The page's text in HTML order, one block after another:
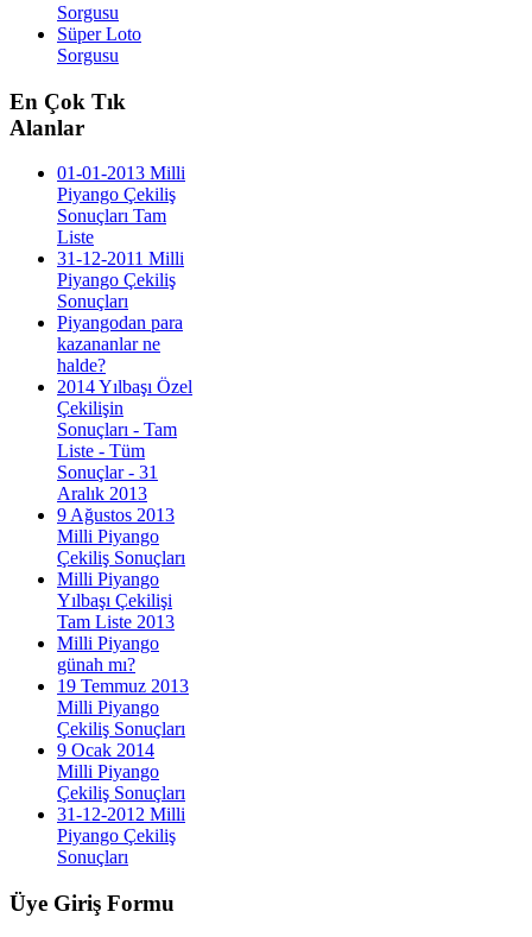
Sorgusu
Süper Loto
Sorgusu
En Çok Tık
Alanlar
01-01-2013 Milli
Piyango Çekiliş
Sonuçları Tam
Liste
31-12-2011 Milli
Piyango Çekiliş
Sonuçları
Piyangodan para
kazananlar ne
halde?
2014 Yılbaşı Özel
Çekilişin
Sonuçları - Tam
Liste - Tüm
Sonuçlar - 31
Aralık 2013
9 Ağustos 2013
Milli Piyango
Çekiliş Sonuçları
Milli Piyango
Yılbaşı Çekilişi
Tam Liste 2013
Milli Piyango
günah mı?
19 Temmuz 2013
Milli Piyango
Çekiliş Sonuçları
9 Ocak 2014
Milli Piyango
Çekiliş Sonuçları
31-12-2012 Milli
Piyango Çekiliş
Sonuçları
Üye Giriş Formu